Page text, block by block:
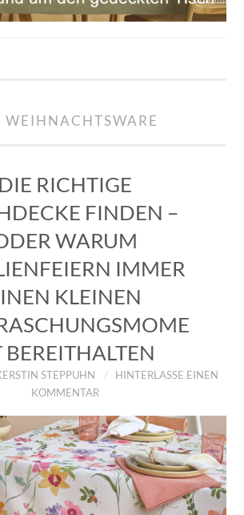
WEIHNACHTSWARE
DIE RICHTIGE
FINDEN –
WARUM
IMMER
KLEINEN
BEREITHALTEN
STEPPUHN
HINTERLASSE EINEN
KOMMENTAR